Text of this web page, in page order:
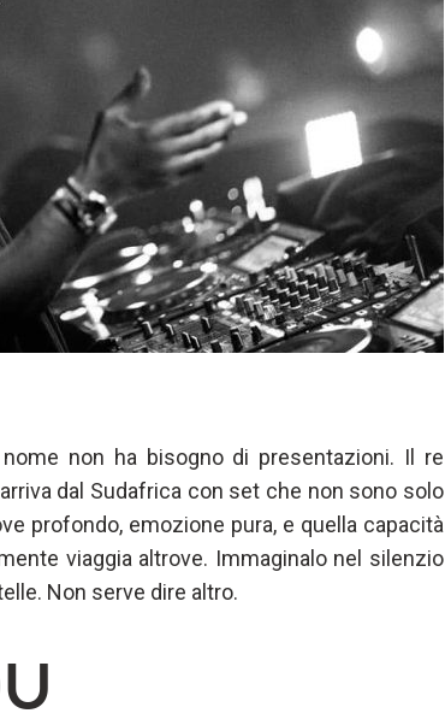
non ha bisogno di presentazioni. Il re
dal Sudafrica con set che non sono solo
profondo, emozione pura, e quella capacità
viaggia altrove. Immaginalo nel silenzio
Non serve dire altro.